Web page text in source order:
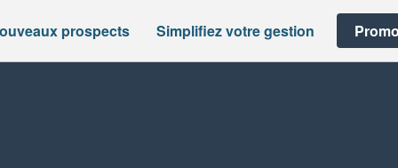
prospects Simplifiez votre gestion